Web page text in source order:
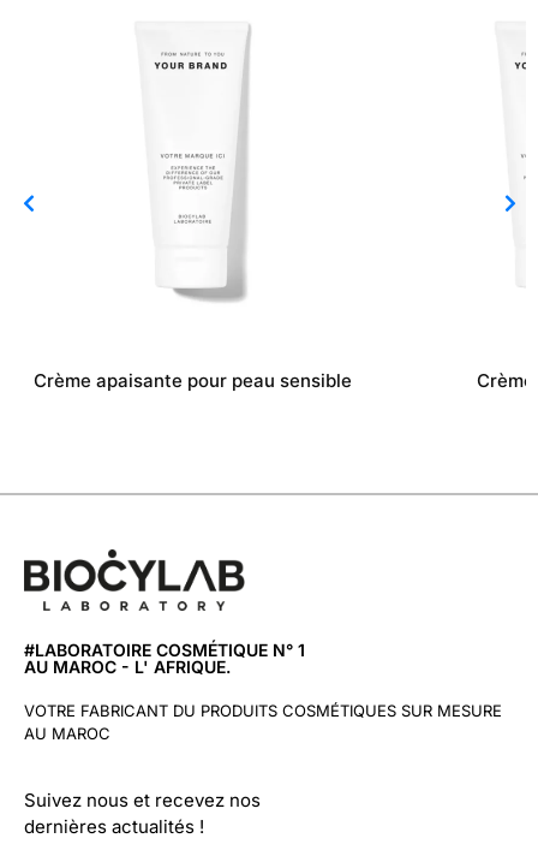
Crème apaisante pour peau sensible
#LABORATOIRE COSMÉTIQUE N° 1
AU MAROC - L' AFRIQUE.
VOTRE FABRICANT DU PRODUITS COSMÉTIQUES SUR MESURE
AU MAROC
Suivez nous et recevez nos
dernières actualités !